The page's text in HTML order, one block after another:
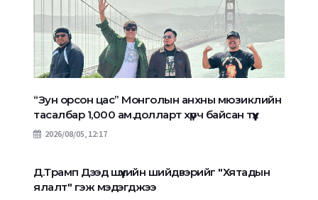
“Зун орсон цас” Монголын анхны мюзиклийн
тасалбар 1,000 ам.долларт хүрч байсан түүх
2026/08/05, 12:17
Д.Трамп Дээд шүүхийн шийдвэрийг "Хятадын
ялалт" гэж мэдэгджээ